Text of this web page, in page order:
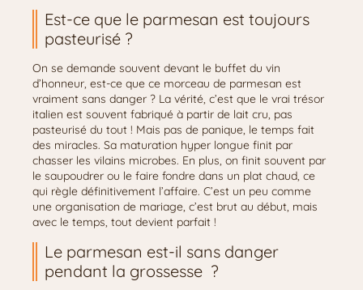
Est-ce que le parmesan est toujours
pasteurisé ?
On se demande souvent devant le buffet du vin
d’honneur, est-ce que ce morceau de parmesan est
vraiment sans danger ? La vérité, c’est que le vrai trésor
italien est souvent fabriqué à partir de lait cru, pas
pasteurisé du tout ! Mais pas de panique, le temps fait
des miracles. Sa maturation hyper longue finit par
chasser les vilains microbes. En plus, on finit souvent par
le saupoudrer ou le faire fondre dans un plat chaud, ce
qui règle définitivement l’affaire. C’est un peu comme
une organisation de mariage, c’est brut au début, mais
avec le temps, tout devient parfait !
Le parmesan est-il sans danger
pendant la grossesse ?